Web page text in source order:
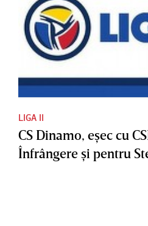
LIGA II
CS Dinamo, eşec cu
Înfrângere şi pentru